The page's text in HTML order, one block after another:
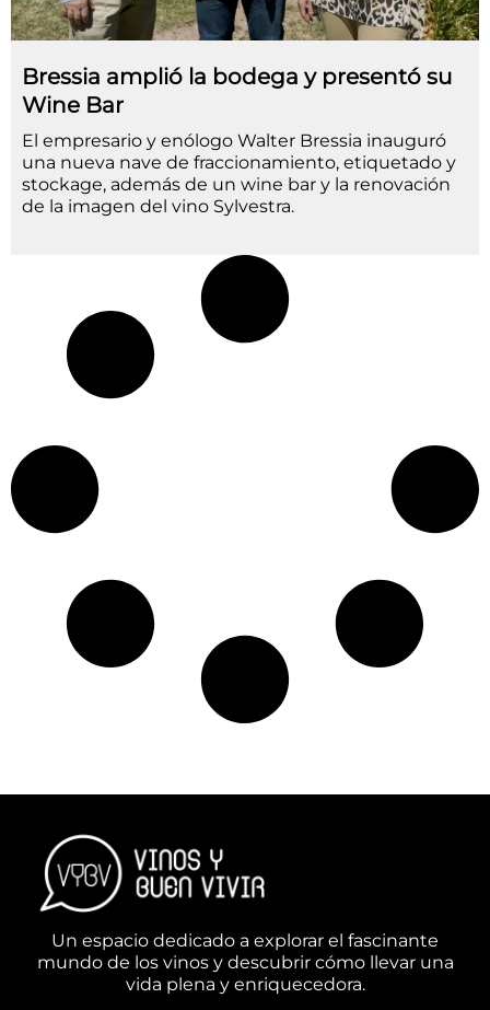
Bressia amplió la bodega y presentó su
Wine Bar
El empresario y enólogo Walter Bressia inauguró
una nueva nave de fraccionamiento, etiquetado y
stockage, además de un wine bar y la renovación
de la imagen del vino Sylvestra.
Un espacio dedicado a explorar el fascinante
mundo de los vinos y descubrir cómo llevar una
vida plena y enriquecedora.